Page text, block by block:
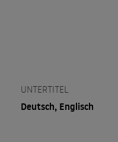
UNTERTITEL
Deutsch, Englisch